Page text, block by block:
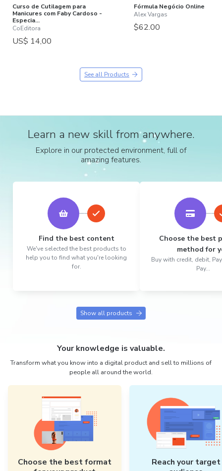
Curso de Cutilagem para
Manicures com Faby Cardoso -
Especia...
CoEditora
US$ 14,00
Fórmula Negócio Online
Alex Vargas
$62.00
See all Products
Learn a new skill from anywhere.
Explore in our protected environment, full of
amazing features.
Find the best content
We've selected the best products to
help you to find what you're looking
for.
Choose the best
method for
Buy with credit, debit,
Pay...
Show all products
Your knowledge is valuable.
Transform what you know into a digital product and sell to millions of
people all around the world.
Choose the best format
Reach your target